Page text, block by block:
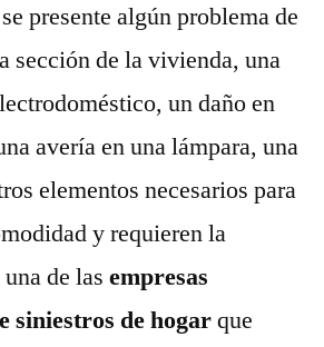
presente algún problema de
sección de la vivienda, una
un daño en
avería en una lámpara, una
elementos necesarios para
y requieren la
de las empresas
siniestros de hogarque